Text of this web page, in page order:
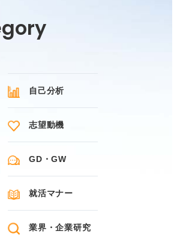
自己分析
志望動機
GD・GW
就活マナー
業界・企業研究